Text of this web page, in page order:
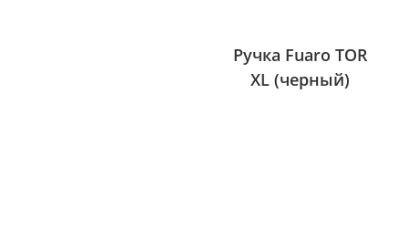
Ручка Fuaro TOR
XL (черный)